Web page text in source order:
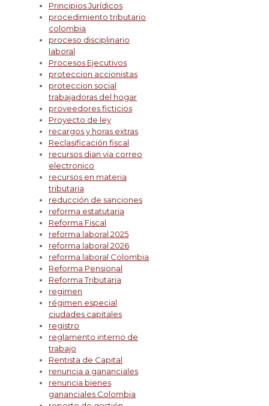
Principios Jurídicos
procedimiento tributario
colombia
proceso disciplinario
laboral
Procesos Ejecutivos
proteccion accionistas
proteccion social
trabajadoras del hogar
proveedores ficticios
Proyecto de ley
recargos y horas extras
Reclasificación fiscal
recursos dian via correo
electronico
recursos en materia
tributaria
reducción de sanciones
reforma estatutaria
Reforma Fiscal
reforma laboral 2025
reforma laboral 2026
reforma laboral Colombia
Reforma Pensional
Reforma Tributaria
regimen
régimen especial
ciudades capitales
registro
reglamento interno de
trabajo
Rentista de Capital
renuncia a gananciales
renuncia bienes
gananciales Colombia